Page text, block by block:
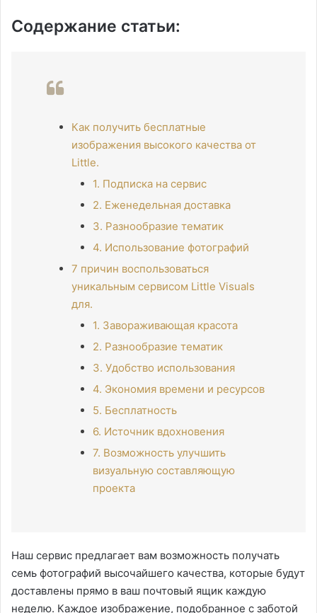
Содержание статьи:
Как получить бесплатные
изображения высокого качества от
Little.
1. Подписка на сервис
2. Еженедельная доставка
3. Разнообразие тематик
4. Использование фотографий
7 причин воспользоваться
уникальным сервисом Little Visuals
для.
1. Завораживающая красота
2. Разнообразие тематик
3. Удобство использования
4. Экономия времени и ресурсов
5. Бесплатность
6. Источник вдохновения
7. Возможность улучшить
визуальную составляющую
проекта
Наш сервис предлагает вам возможность получать
семь фотографий высочайшего качества, которые будут
доставлены прямо в ваш почтовый ящик каждую
неделю. Каждое изображение, подобранное с заботой